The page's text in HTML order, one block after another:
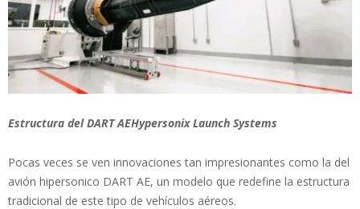
Estructura del DART AEHypersonix Launch Systems
Pocas veces se ven innovaciones tan impresionantes como la del
avión hipersonico DART AE, un modelo que redefine la estructura
tradicional de este tipo de vehículos aéreos.